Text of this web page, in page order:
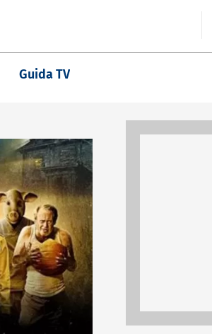
Guida TV